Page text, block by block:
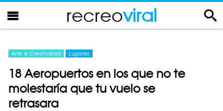
recreoviral
Arte & Creatividad Lugares
18 Aeropuertos en los que no te
molestaría que tu vuelo se
retrasara